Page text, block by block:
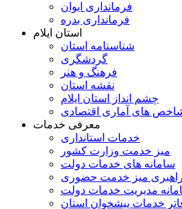
فرمانداری ایوان
فرمانداری بدره
استان ایلام
شناسنامه استان
گردشگری
فرهنگ و هنر
نقشه استان
چشم انداز استان ایلام
های آماری اقتصادی
معرفی خدمات
خدمات استانداری
میز خدمت وزارت کشور
سامانه های خدمات دولت
راهبری میز خدمت حضوری
مدیریت خدمات دولت
خدمات پیشخوان استان